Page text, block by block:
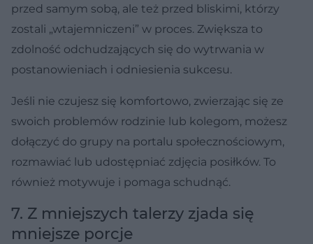
przed samym sobą, ale też przed bliskimi, którzy
zostali „wtajemniczeni” w proces. Zwiększa to
zdolność odchudzających się do wytrwania w
postanowieniach i odniesienia sukcesu.
Jeśli nie czujesz się komfortowo, zwierzając się ze
swoich problemów rodzinie lub kolegom, możesz
dołączyć do grupy na portalu społecznościowym,
rozmawiać lub udostępniać zdjęcia posiłków. To
również motywuje i pomaga schudnąć.
7. Z mniejszych talerzy zjada się
mniejsze porcje